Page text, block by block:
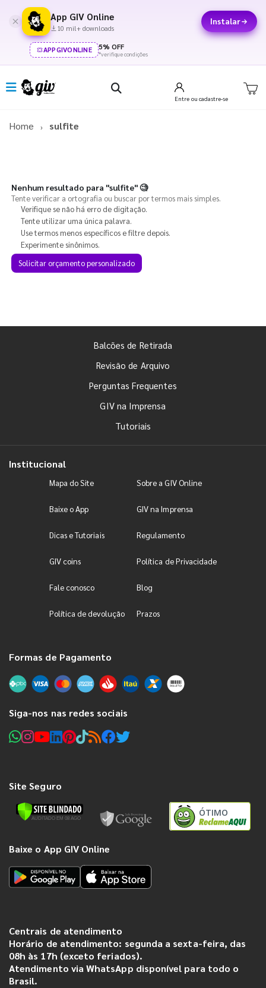
App GIV Online
10 mil+ downloads
Instalar
APPGIVONLINE 5% OFF
*verifique condições
Entre ou cadastre-se
Home sulfite
Nenhum resultado para "sulfite"🧐
Tente verificar a ortografia ou buscar por termos mais simples.
Verifique se não há erro de digitação.
Tente utilizar uma única palavra.
Use termos menos específicos e filtre depois.
Experimente sinônimos.
Solicitar orçamento personalizado
Balcões de Retirada
Revisão de Arquivo
Perguntas Frequentes
GIV na Imprensa
Tutoriais
Institucional
Mapa do Site Sobre a GIV Online
Baixe o App GIV na Imprensa
Dicas e Tutoriais Regulamento
GIV coins Política de Privacidade
Fale conosco Blog
Política de devolução Prazos
Formas de Pagamento
Siga-nos nas redes sociais
Site Seguro
ÓTIMO
Baixe o App GIV Online
Centrais de atendimento
Horário de atendimento: segunda a sexta-feira, das
08h às 17h (exceto feriados).
Atendimento via WhatsApp disponível para todo o
Brasil.